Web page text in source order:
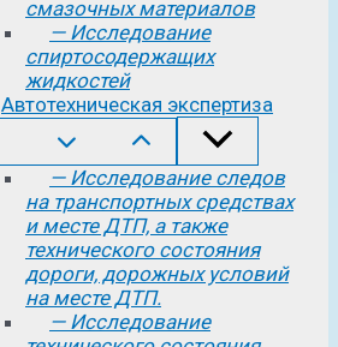
смазочных материалов
— Исследование
спиртосодержащих
жидкостей
Автотехническая экспертиза
— Исследование следов
на транспортных средствах
и месте ДТП, а также
технического состояния
дороги, дорожных условий
на месте ДТП.
— Исследование